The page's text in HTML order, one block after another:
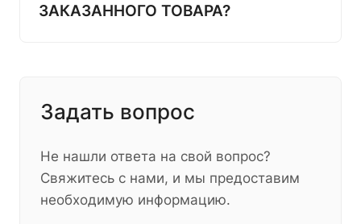
ЗАКАЗАННОГО ТОВАРА?
Задать вопрос
Не нашли ответа на свой вопрос?
Свяжитесь с нами, и мы предоставим
необходимую информацию.